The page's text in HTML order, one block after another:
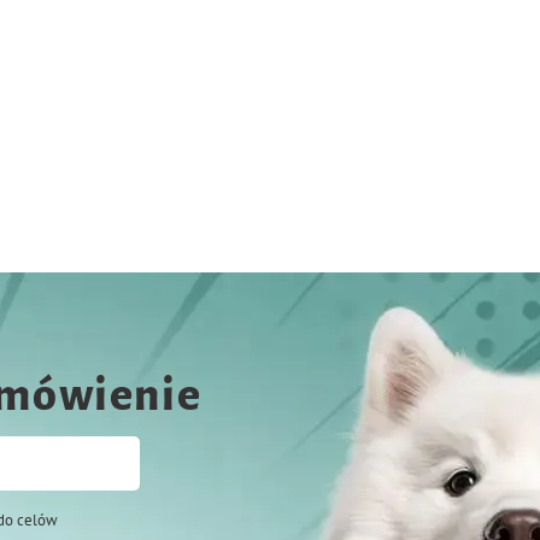
celów